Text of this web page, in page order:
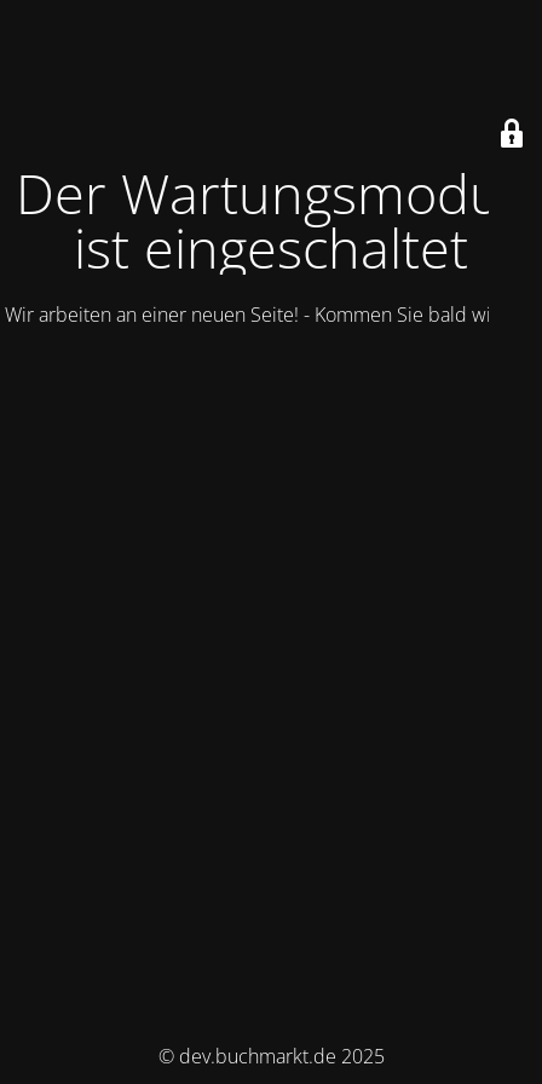
Der Wartungsmodus
ist eingeschaltet
Wir arbeiten an einer neuen Seite! - Kommen Sie bald wieder.
© dev.buchmarkt.de 2025